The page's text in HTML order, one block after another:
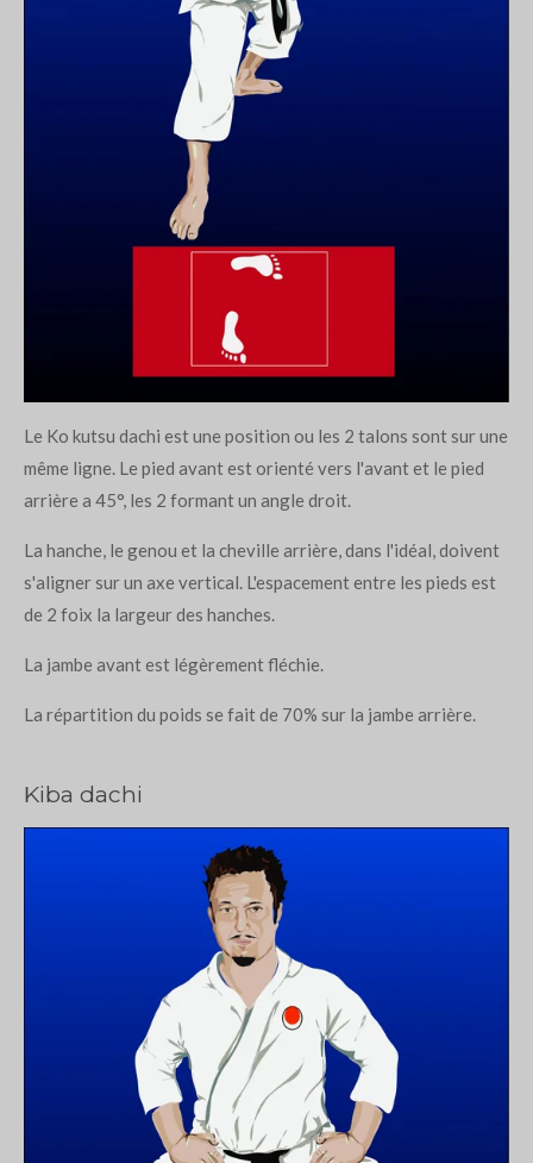
Le Ko kutsu dachi est une position ou les 2 talons sont sur une
même ligne. Le pied avant est orienté vers l'avant et le pied
arrière a 45°, les 2 formant un angle droit.
La hanche, le genou et la cheville arrière, dans l'idéal, doivent
s'aligner sur un axe vertical. L'espacement entre les pieds est
de 2 foix la largeur des hanches.
La jambe avant est légèrement fléchie.
La répartition du poids se fait de 70% sur la jambe arrière.
Kiba dachi